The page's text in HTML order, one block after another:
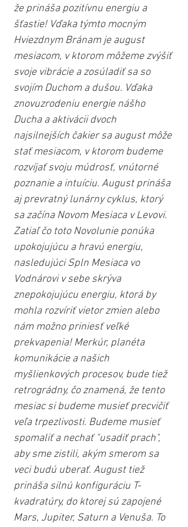
že prináša pozitívnu energiu a
šťastie! Vďaka týmto mocným
Hviezdnym Bránam je august
mesiacom, v ktorom môžeme zvýšiť
svoje vibrácie a zosúladiť sa so
svojím Duchom a dušou. Vďaka
znovuzrodeniu energie nášho
Ducha a aktivácii dvoch
najsilnejších čakier sa august môže
stať mesiacom, v ktorom budeme
rozvíjať svoju múdrosť, vnútorné
poznanie a intuíciu. August prináša
aj prevratný lunárny cyklus, ktorý
sa začína Novom Mesiaca v Levovi.
Zatiaľ čo toto Novolunie ponúka
upokojujúcu a hravú energiu,
nasledujúci Spln Mesiaca vo
Vodnárovi v sebe skrýva
znepokojujúcu energiu, ktorá by
mohla rozvíriť vietor zmien alebo
nám možno priniesť veľké
prekvapenia! Merkúr, planéta
komunikácie a našich
myšlienkových procesov, bude tiež
retrográdny, čo znamená, že tento
mesiac si budeme musieť precvičiť
veľa trpezlivosti. Budeme musieť
spomaliť a nechať "usadiť prach",
aby sme zistili, akým smerom sa
veci budú uberať. August tiež
prináša silnú konfiguráciu T-
kvadratúry, do ktorej sú zapojené
Mars, Jupiter, Saturn a Venuša. To